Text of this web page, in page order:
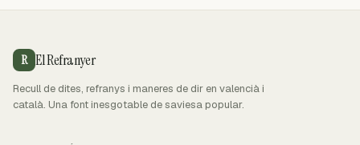
R El Refranyer
Recull de dites, refranys i maneres de dir en valencià i
català. Una font inesgotable de saviesa popular.